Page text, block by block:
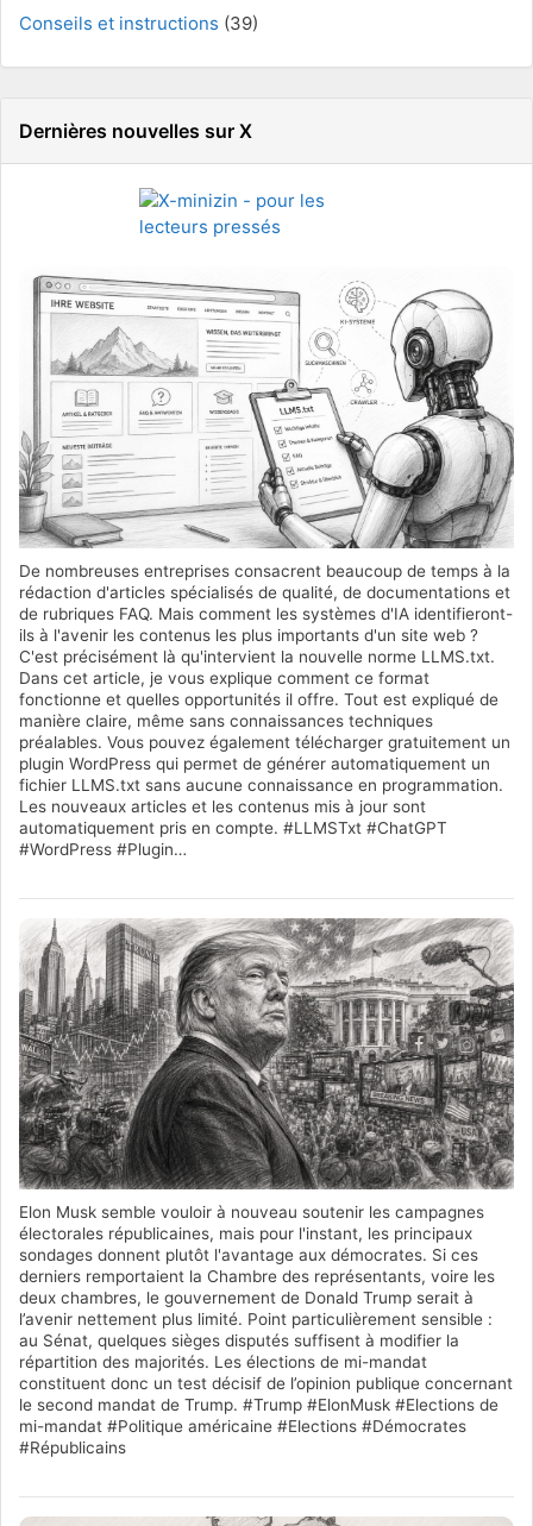
Conseils et instructions (39)
Dernières nouvelles sur X
De nombreuses entreprises consacrent beaucoup de temps à la
rédaction d'articles spécialisés de qualité, de documentations et
de rubriques FAQ. Mais comment les systèmes d'IA identifieront-
ils à l'avenir les contenus les plus importants d'un site web ?
C'est précisément là qu'intervient la nouvelle norme LLMS.txt.
Dans cet article, je vous explique comment ce format
fonctionne et quelles opportunités il offre. Tout est expliqué de
manière claire, même sans connaissances techniques
préalables. Vous pouvez également télécharger gratuitement un
plugin WordPress qui permet de générer automatiquement un
fichier LLMS.txt sans aucune connaissance en programmation.
Les nouveaux articles et les contenus mis à jour sont
automatiquement pris en compte. #LLMSTxt #ChatGPT
#WordPress #Plugin…
Elon Musk semble vouloir à nouveau soutenir les campagnes
électorales républicaines, mais pour l'instant, les principaux
sondages donnent plutôt l'avantage aux démocrates. Si ces
derniers remportaient la Chambre des représentants, voire les
deux chambres, le gouvernement de Donald Trump serait à
l’avenir nettement plus limité. Point particulièrement sensible :
au Sénat, quelques sièges disputés suffisent à modifier la
répartition des majorités. Les élections de mi-mandat
constituent donc un test décisif de l’opinion publique concernant
le second mandat de Trump. #Trump #ElonMusk #Elections de
mi-mandat #Politique américaine #Elections #Démocrates
#Républicains